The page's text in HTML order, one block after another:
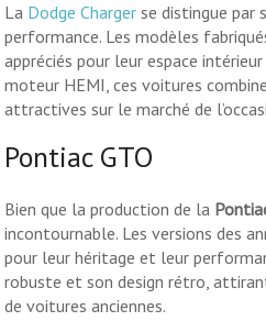
La Dodge Charger se distingue par
performance. Les modèles
appréciés pour leur espace
moteur HEMI, ces voitures
attractives sur le marché de
Pontiac GTO
Bien que la production de la
incontournable. Les versions des
pour leur héritage et leur
robuste et son design rétro,
de voitures anciennes.